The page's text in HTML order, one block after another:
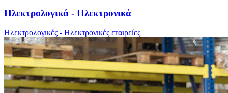
Ηλεκτρολογικά - Ηλεκτρονικά
Ηλεκτρολογικές - Ηλεκτρονικές εταιρείες